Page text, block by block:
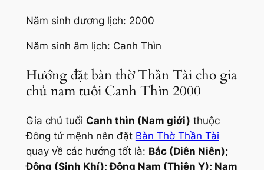
Năm sinh dương lịch: 2000
Năm sinh âm lịch: Canh Thìn
Hướng đặt bàn thờ Thần Tài cho gia
chủ nam tuổi Canh Thìn 2000
Gia chủ tuổi Canh thìn (Nam giới) thuộc
Đông tứ mệnh nên đặt Bàn Thờ Thần Tài
quay về các hướng tốt là: Bắc (Diên Niên);
Đông (Sinh Khí); Đông Nam (Thiên Y); Nam